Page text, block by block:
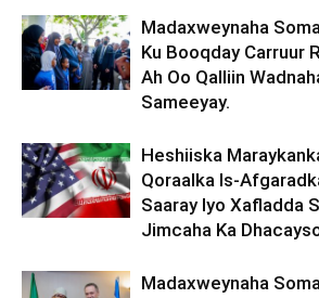
Madaxweynaha
Ku Booqday Carruur
Ah Oo Qalliin
Sameeyay.
Heshiiska
Qoraalka Is-
Saaray Iyo Xafladda
Jimcaha Ka
Madaxweynaha